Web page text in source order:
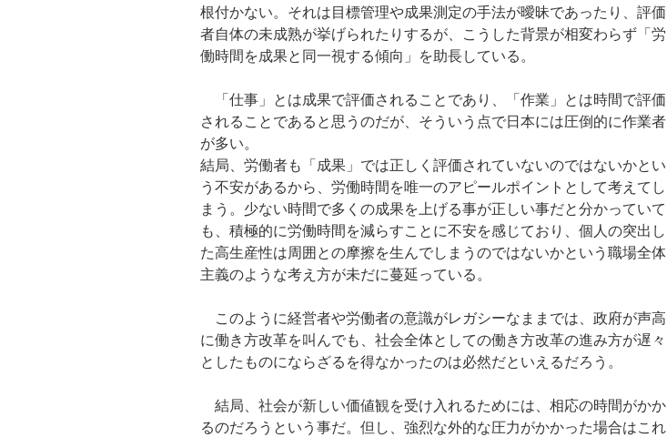
根付かない。それは目標管理や成果測定の手法が曖昧であったり、評価
者自体の未成熟が挙げられたりするが、こうした背景が相変わらず「労
働時間を成果と同一視する傾向」を助長している。
「仕事」とは成果で評価されることであり、「作業」とは時間で評価
されることであると思うのだが、そういう点で日本には圧倒的に作業者
が多い。
結局、労働者も「成果」では正しく評価されていないのではないかとい
う不安があるから、労働時間を唯一のアピールポイントとして考えてし
まう。少ない時間で多くの成果を上げる事が正しい事だと分かっていて
も、積極的に労働時間を減らすことに不安を感じており、個人の突出し
た高生産性は周囲との摩擦を生んでしまうのではないかという職場全体
主義のような考え方が未だに蔓延っている。
このように経営者や労働者の意識がレガシーなままでは、政府が声高
に働き方改革を叫んでも、社会全体としての働き方改革の進み方が遅々
としたものにならざるを得なかったのは必然だといえるだろう。
結局、社会が新しい価値観を受け入れるためには、相応の時間がかか
るのだろうという事だ。但し、強烈な外的な圧力がかかった場合はこれ